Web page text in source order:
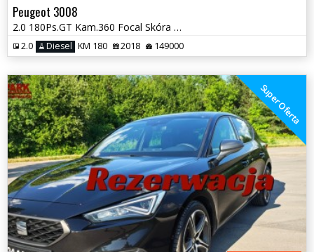
Peugeot 3008
2.0 180Ps.GT Kam.360 Focal Skóra Panorama Masaże Navi 2018
2.0 Diesel KM 180 2018 149000
Super Oferta